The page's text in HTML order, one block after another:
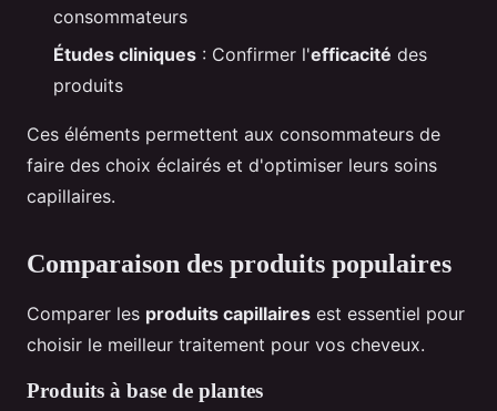
consommateurs
Études cliniques : Confirmer l'efficacité des
produits
Ces éléments permettent aux consommateurs de
faire des choix éclairés et d'optimiser leurs soins
capillaires.
Comparaison des produits populaires
Comparer les produits capillaires est essentiel pour
choisir le meilleur traitement pour vos cheveux.
Produits à base de plantes